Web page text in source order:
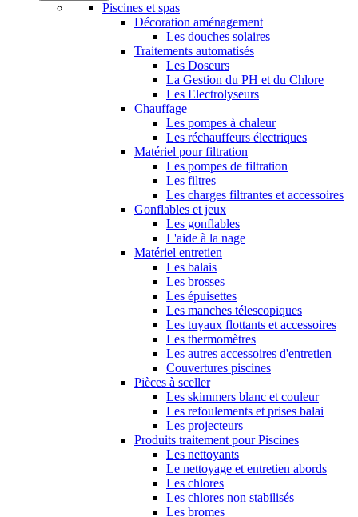
Piscines et spas
Décoration aménagement
Les douches solaires
Traitements automatisés
Les Doseurs
La Gestion du PH et du Chlore
Les Electrolyseurs
Chauffage
Les pompes à chaleur
Les réchauffeurs électriques
Matériel pour filtration
Les pompes de filtration
Les filtres
Les charges filtrantes et accessoires
Gonflables et jeux
Les gonflables
L'aide à la nage
Matériel entretien
Les balais
Les brosses
Les épuisettes
Les manches télescopiques
Les tuyaux flottants et accessoires
Les thermomètres
Les autres accessoires d'entretien
Couvertures piscines
Pièces à sceller
Les skimmers blanc et couleur
Les refoulements et prises balai
Les projecteurs
Produits traitement pour Piscines
Les nettoyants
Le nettoyage et entretien abords
Les chlores
Les chlores non stabilisés
Les bromes